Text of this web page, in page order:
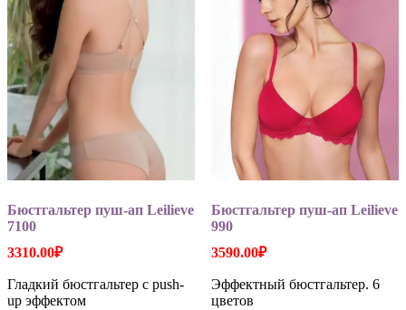
Бюстгальтер пуш-ап Leilieve
7100
3310.00₽
Гладкий бюстгальтер с push-
up эффектом
Бюстгальтер пуш-ап Leilieve
990
3590.00₽
Эффектный бюстгальтер. 6
цветов